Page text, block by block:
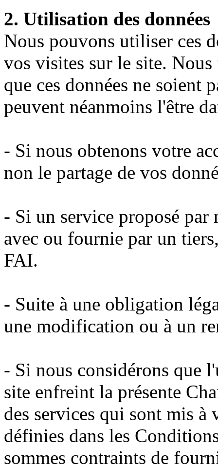
2. Utilisation des données
Nous pouvons utiliser ces
vos visites sur le site.
que ces données ne soient
peuvent néanmoins l'être
- Si nous obtenons votre
non le partage de vos
- Si un service proposé
avec ou fournie par un
FAI.
- Suite à une obligation
une modification ou à un
- Si nous considérons que
site enfreint la présente
des services qui sont mis
définies dans les
sommes contraints de